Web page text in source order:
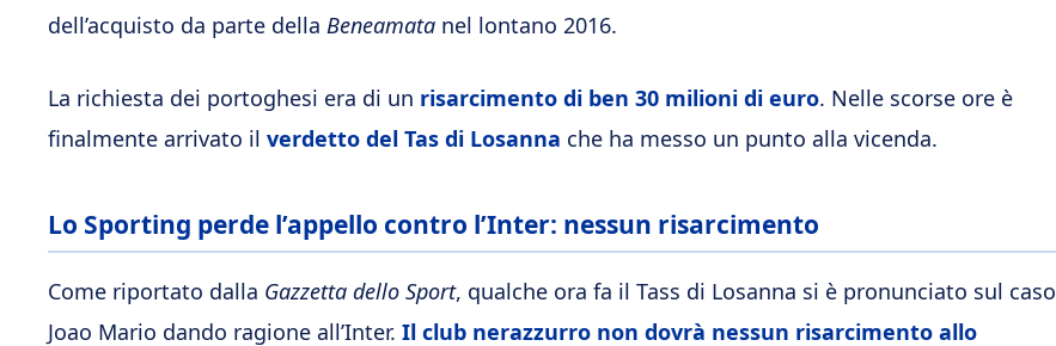
dell’acquisto da parte della Beneamata nel lontano 2016.
La richiesta dei portoghesi era di un risarcimento di ben 30 milioni di euro. Nelle scorse ore è
finalmente arrivato il verdetto del Tas di Losanna che ha messo un punto alla vicenda.
Lo Sporting perde l’appello contro l’Inter: nessun risarcimento
Come riportato dalla Gazzetta dello Sport, qualche ora fa il Tass di Losanna si è pronunciato sul caso
Joao Mario dando ragione all’Inter. Il club nerazzurro non dovrà nessun risarcimento allo